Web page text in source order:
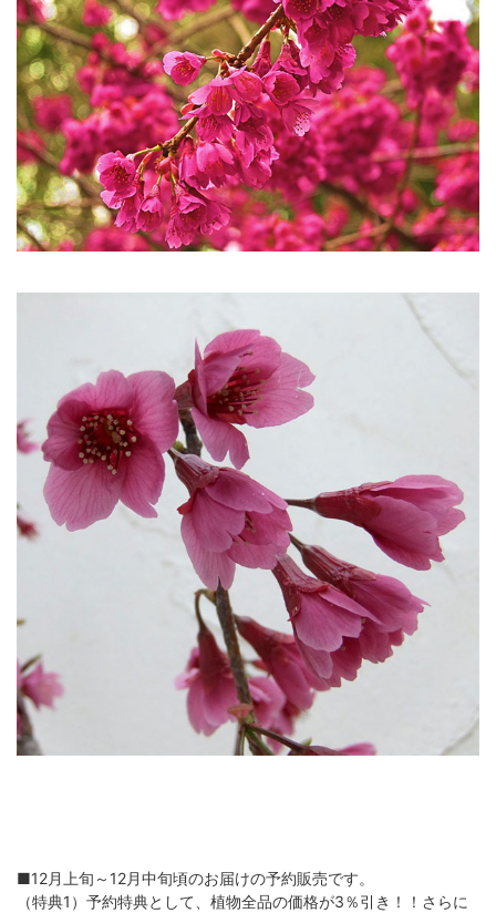
■12月上旬～12月中旬頃のお届けの予約販売です。
（特典1）予約特典として、植物全品の価格が3％引き！！さらに